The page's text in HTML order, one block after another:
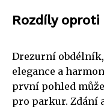
Rozdíly
Drezurní
elegance a
první pohled
pro parkur. Zdání